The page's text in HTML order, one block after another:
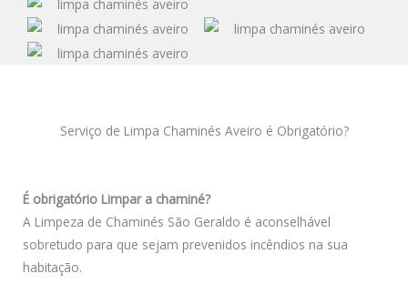
Serviço de Limpa Chaminés Aveiro é Obrigatório?
É obrigatório Limpar a chaminé?
A Limpeza de Chaminés São Geraldo é aconselhável
sobretudo para que sejam prevenidos incêndios na sua
habitação.